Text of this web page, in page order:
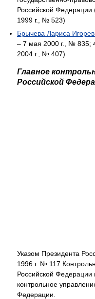
Российской
1999 г., № 523)
Брычева Лариса
– 7 мая 2000 г., № 835;
2004 г., № 407)
Главное
Российской
Указом Президента
1996 г. № 117
Российской
контрольное
Федерации.